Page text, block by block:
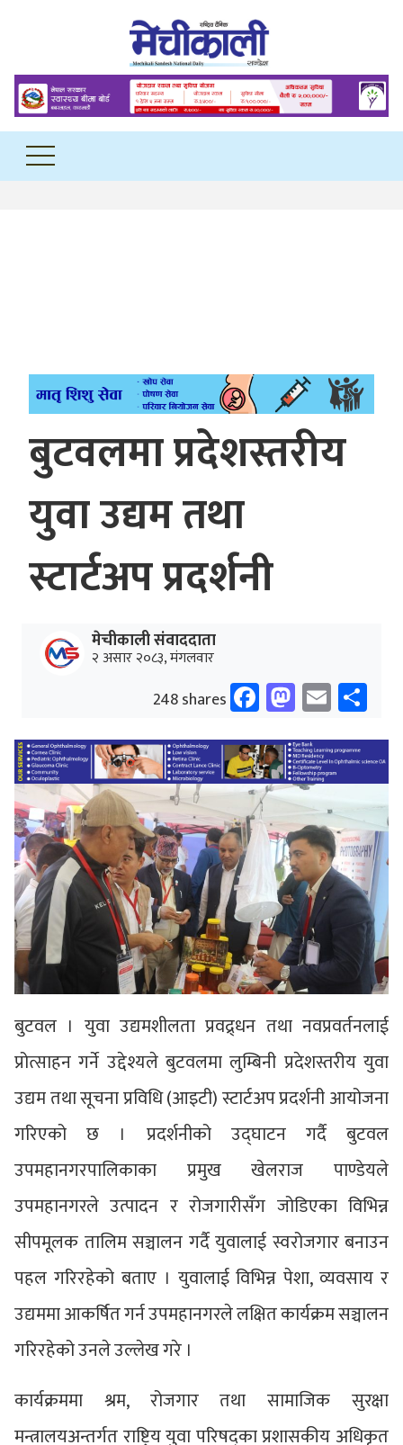
बुटवलमा प्रदेशस्तरीय
युवा उद्यम तथा
स्टार्टअप प्रदर्शनी
मेचीकाली संवाददाता
२ असार २०८३, मंगलवार
248 shares Facebook
Email
बुटवल । युवा उद्यमशीलता प्रवद्र्धन तथा नवप्रवर्तनलाई
प्रोत्साहन गर्ने उद्देश्यले बुटवलमा लुम्बिनी प्रदेशस्तरीय युवा
उद्यम तथा सूचना प्रविधि (आइटी) स्टार्टअप प्रदर्शनी आयोजना
गरिएको छ । प्रदर्शनीको उद्घाटन गर्दै बुटवल
उपमहानगरपालिकाका प्रमुख खेलराज पाण्डेयले
उपमहानगरले उत्पादन र रोजगारीसँग जोडिएका विभिन्न
सीपमूलक तालिम सञ्चालन गर्दै युवालाई स्वरोजगार बनाउन
पहल गरिरहेको बताए । युवालाई विभिन्न पेशा, व्यवसाय र
उद्यममा आकर्षित गर्न उपमहानगरले लक्षित कार्यक्रम सञ्चालन
गरिरहेको उनले उल्लेख गरे ।
कार्यक्रममा श्रम, रोजगार तथा सामाजिक सुरक्षा
मन्त्रालयअन्तर्गत राष्ट्रिय युवा परिषद्का प्रशासकीय अधिकृत